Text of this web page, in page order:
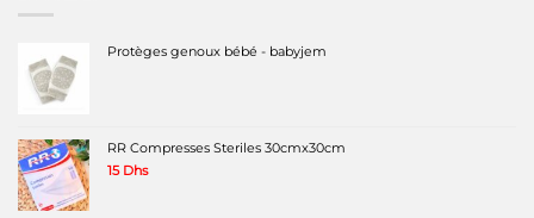
Protèges genoux bébé - babyjem
RR Compresses Steriles 30cmx30cm
15 Dhs